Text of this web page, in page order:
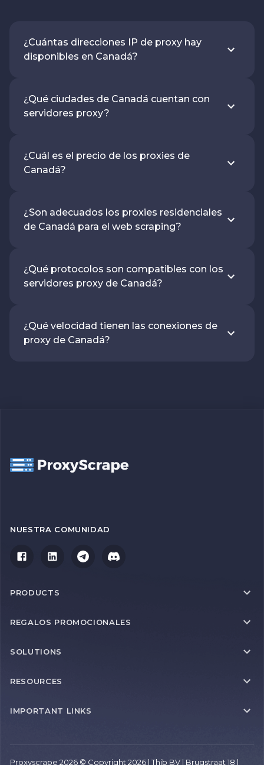
¿Cuántas direcciones IP de proxy hay
disponibles en Canadá?
¿Qué ciudades de Canadá cuentan con
servidores proxy?
¿Cuál es el precio de los proxies de
Canadá?
¿Son adecuados los proxies residenciales
de Canadá para el web scraping?
¿Qué protocolos son compatibles con los
servidores proxy de Canadá?
¿Qué velocidad tienen las conexiones de
proxy de Canadá?
NUESTRA COMUNIDAD
PRODUCTS
REGALOS PROMOCIONALES
SOLUTIONS
RESOURCES
IMPORTANT LINKS
Proxyscrape 2026 © Copyright 2026 | Thib BV | Brugstraat 18 |